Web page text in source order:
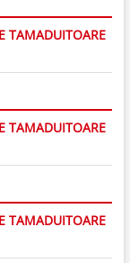
TAMADUITOARE
TAMADUITOARE
TAMADUITOARE